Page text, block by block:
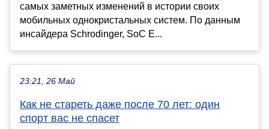
самых заметных изменений в истории своих
мобильных однокристальных систем. По данным
инсайдера Schrodinger, SoC E...
23:21, 26 Май
Как не стареть даже после 70 лет: один
спорт вас не спасет